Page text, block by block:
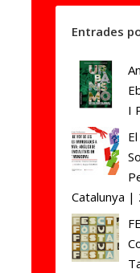
Entrades
I
Catalunya |